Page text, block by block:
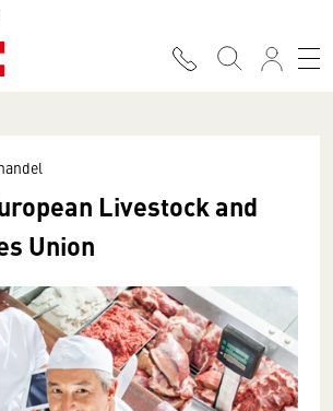
Livestock and
Union